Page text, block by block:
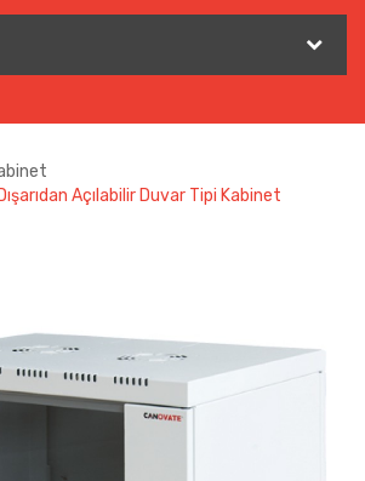
Açılabilir Duvar Tipi Kabinet